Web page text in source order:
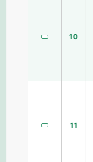
10
11